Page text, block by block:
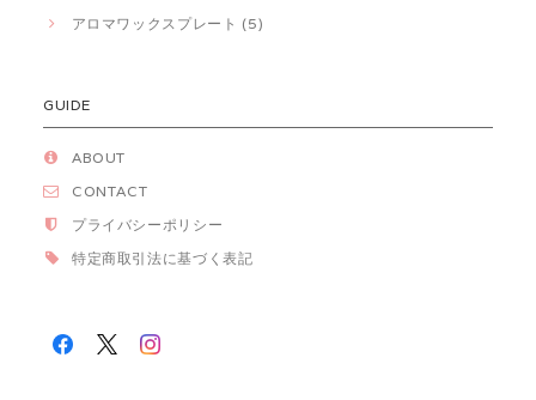
アロマワックスプレート (5)
GUIDE
ABOUT
CONTACT
プライバシーポリシー
特定商取引法に基づく表記